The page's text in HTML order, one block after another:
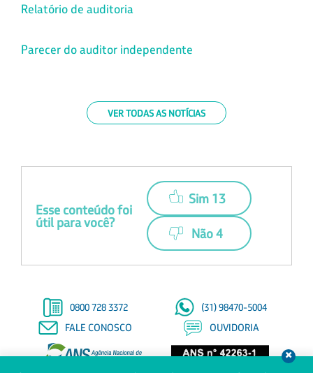
Relatório de auditoria
Parecer do auditor independente
VER TODAS AS NOTÍCIAS
Esse conteúdo foi
útil para você?
Sim 13
Não 4
0800 728 3372
(31) 98470-5004
FALE CONOSCO
OUVIDORIA